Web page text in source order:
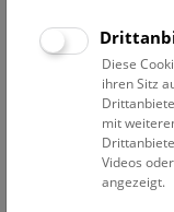
Meteore können
beobachtet und
Fisheye-Kameras
Nur ganz große
Diese
ihren Sitz
mit
Videos
angezeigt.